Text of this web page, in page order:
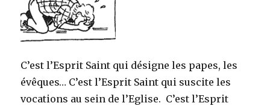
C’est l’Esprit Saint qui désigne les papes, les
évêques… C’est l’Esprit Saint qui suscite les
vocations au sein de l’Eglise. C’est l’Esprit